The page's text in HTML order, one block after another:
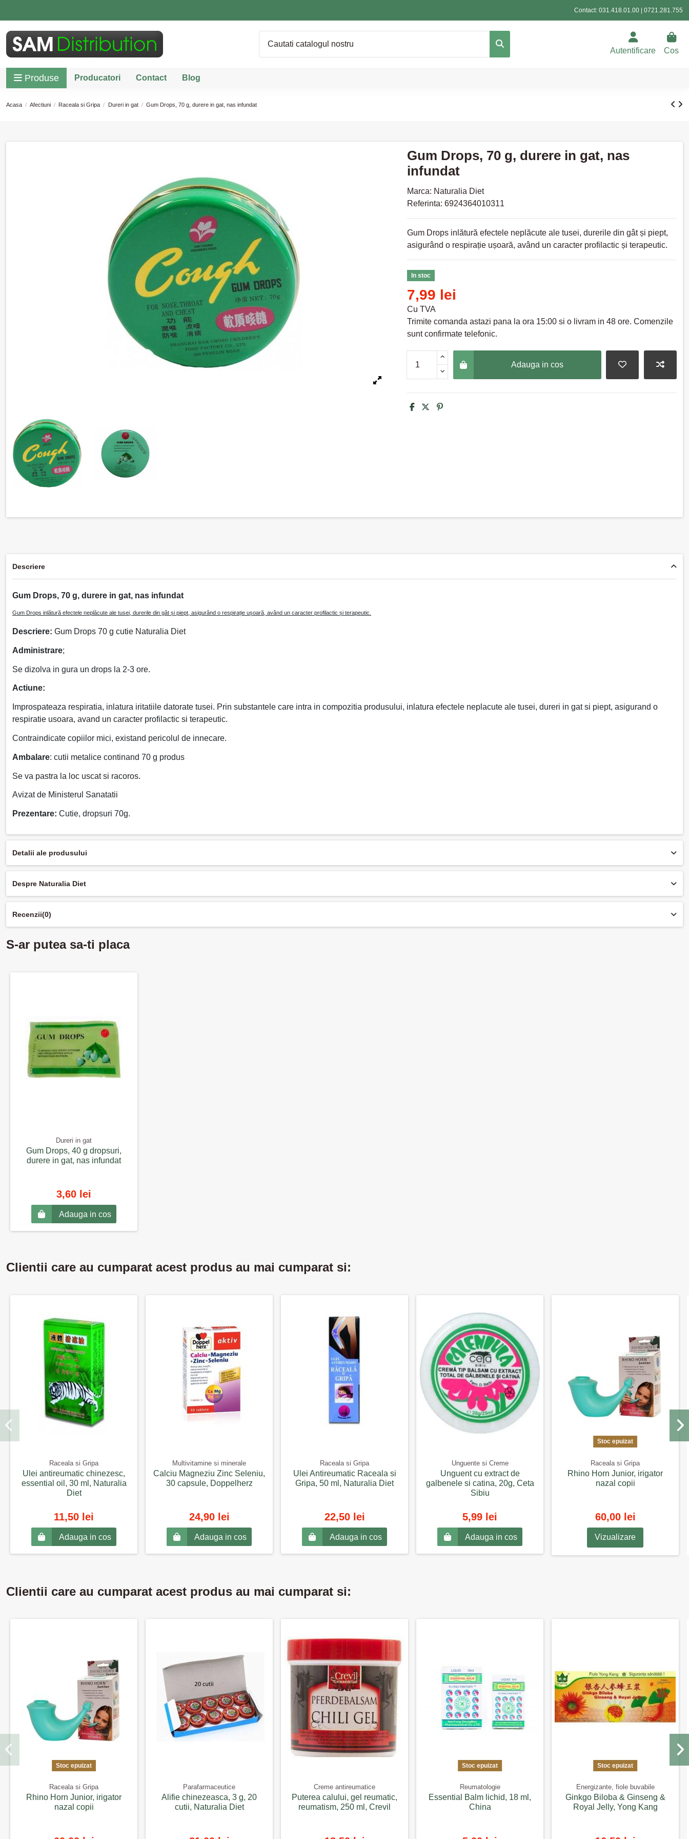
Contact: 031.418.01.00 0721.281.755
Autentificare Cos
Produse Producatori Contact Blog
Acasa Afectiuni Raceala si Gripa Dureri in gat Gum Drops, 70 g, durere in gat, nas infundat
Gum Drops, 70 g, durere in gat, nas
infundat
Marca: Naturalia Diet
Referinta: 6924364010311
Gum Drops inlătură efectele neplăcute ale tusei, durerile din gât și piept,
asigurând o respirație ușoară, având un caracter profilactic și terapeutic.
In stoc
7,99 lei
Cu TVA
Trimite comanda astazi pana la ora 15:00 si o livram in 48 ore. Comenzile
sunt confirmate telefonic.
Adauga in cos
Descriere
Gum Drops, 70 g, durere in gat, nas infundat
Gum Drops inlătură efectele neplăcute ale tusei, durerile din gât și piept, asigurând o respirație ușoară, având un caracter profilactic și terapeutic.
Descriere: Gum Drops 70 g cutie Naturalia Diet
Administrare;
Se dizolva in gura un drops la 2-3 ore.
Actiune:
Improspateaza respiratia, inlatura iritatiile datorate tusei. Prin substantele care intra in compozitia produsului, inlatura efectele neplacute ale tusei, dureri in gat si piept, asigurand o
respiratie usoara, avand un caracter profilactic si terapeutic.
Contraindicate copiilor mici, existand pericolul de innecare.
Ambalare: cutii metalice continand 70 g produs
Se va pastra la loc uscat si racoros.
Avizat de Ministerul Sanatatii
Prezentare: Cutie, dropsuri 70g.
Detalii ale produsului
Despre Naturalia Diet
Recenzii(0)
S-ar putea sa-ti placa
Dureri in gat
Gum Drops, 40 g dropsuri,
durere in gat, nas infundat
3,60 lei
Adauga in cos
Clientii care au cumparat acest produs au mai cumparat si:
Raceala si Gripa
Ulei antireumatic chinezesc,
essential oil, 30 ml, Naturalia
Diet
11,50 lei
Adauga in cos
Multivitamine si minerale
Calciu Magneziu Zinc Seleniu,
30 capsule, Doppelherz
24,90 lei
Adauga in cos
Raceala si Gripa
Ulei Antireumatic Raceala si
Gripa, 50 ml, Naturalia Diet
22,50 lei
Adauga in cos
Unguente si Creme
Unguent cu extract de
galbenele si catina, 20g, Ceta
Sibiu
5,99 lei
Adauga in cos
Stoc epuizat
Raceala si Gripa
Rhino Horn Junior, irigator
nazal copii
60,00 lei
Vizualizare
Clientii care au cumparat acest produs au mai cumparat si:
Stoc epuizat
Raceala si Gripa
Rhino Horn Junior, irigator
nazal copii
Parafarmaceutice
Alifie chinezeasca, 3 g, 20
cutii, Naturalia Diet
Creme antireumatice
Puterea calului, gel reumatic,
reumatism, 250 ml, Crevil
Stoc epuizat
Reumatologie
Essential Balm lichid, 18 ml,
China
Stoc epuizat
Energizante, fiole buvabile
Ginkgo Biloba & Ginseng &
Royal Jelly, Yong Kang